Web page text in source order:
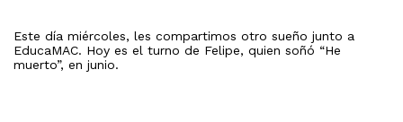
Este día miércoles, les compartimos otro sueño junto a
EducaMAC. Hoy es el turno de Felipe, quien soñó “He
muerto”, en junio.